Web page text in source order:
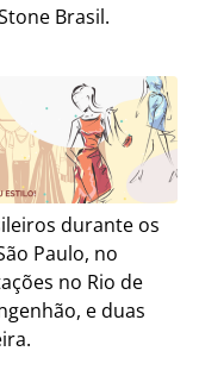
Brasil.
durante os
Paulo, no
no Rio de
e duas